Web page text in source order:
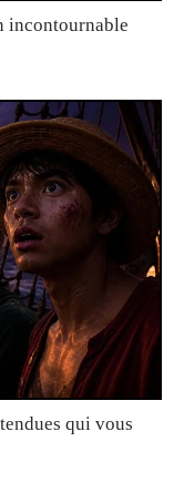
incontournable
qui vous